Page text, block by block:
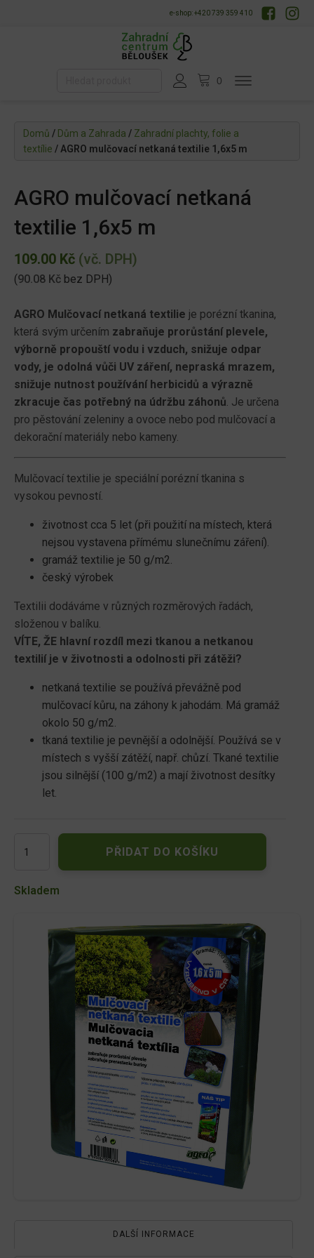
e-shop: +420 739 359 410
Domů / Dům a Zahrada / Zahradní plachty, folie a
textílie / AGRO mulčovací netkaná textilie 1,6x5 m
AGRO mulčovací netkaná
textilie 1,6x5 m
109.00 Kč (vč. DPH)
(90.08 Kč bez DPH)
AGRO Mulčovací netkaná textilie je porézní tkanina,
která svým určením zabraňuje prorůstání plevele,
výborně propouští vodu i vzduch, snižuje odpar
vody, je odolná vůči UV záření, nepraská mrazem,
snižuje nutnost používání herbicidů a výrazně
zkracuje čas potřebný na údržbu záhonů. Je určena
pro pěstování zeleniny a ovoce nebo pod mulčovací a
dekorační materiály nebo kameny.
Mulčovací textilie je speciální porézní tkanina s
vysokou pevností.
životnost cca 5 let (při použití na místech, která
nejsou vystavena přímému slunečnímu záření).
gramáž textilie je 50 g/m2.
český výrobek
Textilii dodáváme v různých rozměrových řadách,
složenou v balíku.
VÍTE, ŽE hlavní rozdíl mezi tkanou a netkanou
textilií je v životnosti a odolnosti při zátěži?
netkaná textilie se používá převážně pod
mulčovací kůru, na záhony k jahodám. Má gramáž
okolo 50 g/m2.
tkaná textilie je pevnější a odolnější. Používá se v
místech s vyšší zátěží, např. chůzí. Tkané textilie
jsou silnější (100 g/m2) a mají životnost desítky
let.
mulčovací
textilie
PŘIDAT DO KOŠÍKU
Skladem
DALŠÍ INFORMACE